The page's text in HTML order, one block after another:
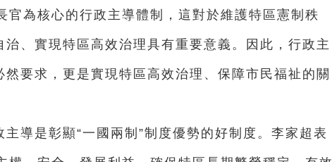
官為核心的行政主導體制，這對於維護特區憲制秩
治、實現特區高效治理具有重要意義。因此，行政主
然要求，更是實現特區高效治理、保障市民福祉的關
導是彰顯“一國兩制”制度優勢的好制度。李家超表